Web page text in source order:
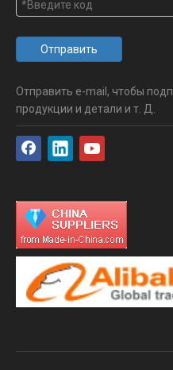
Отправить
Отправить e-mail, чтобы
продукции и детали и т. Д.